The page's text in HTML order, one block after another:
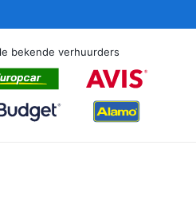
bekende verhuurders